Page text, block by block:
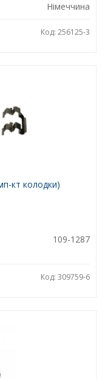
Німеччина
Код: 256125-3
кт колодки)
109-1287
Код: 309759-6